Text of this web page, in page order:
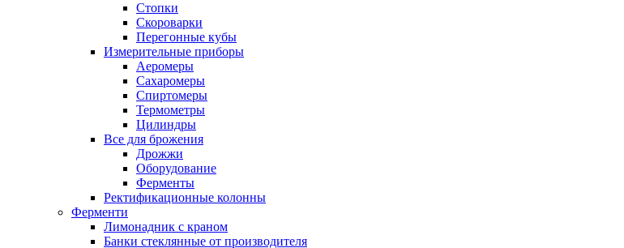
Стопки
Скороварки
Перегонные кубы
Измерительные приборы
Аеромеры
Сахаромеры
Спиртомеры
Термометры
Цилиндры
Все для брожения
Дрожжи
Оборудование
Ферменты
Ректификационные колонны
Ферменти
Лимонадник с краном
Банки стеклянные от производителя